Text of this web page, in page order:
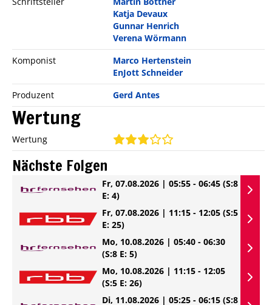
Katja Devaux
Gunnar Henrich
Verena Wörmann
Komponist
Marco Hertenstein
EnJott Schneider
Produzent
Gerd Antes
Wertung
Wertung
Nächste Folgen
Fr, 07.08.2026 | 05:55 - 06:45 (S:8
E: 4)
Fr, 07.08.2026 | 11:15 - 12:05 (S:5
E: 25)
Mo, 10.08.2026 | 05:40 - 06:30
(S:8 E: 5)
Mo, 10.08.2026 | 11:15 - 12:05
(S:5 E: 26)
Di, 11.08.2026 | 05:25 - 06:15 (S:8